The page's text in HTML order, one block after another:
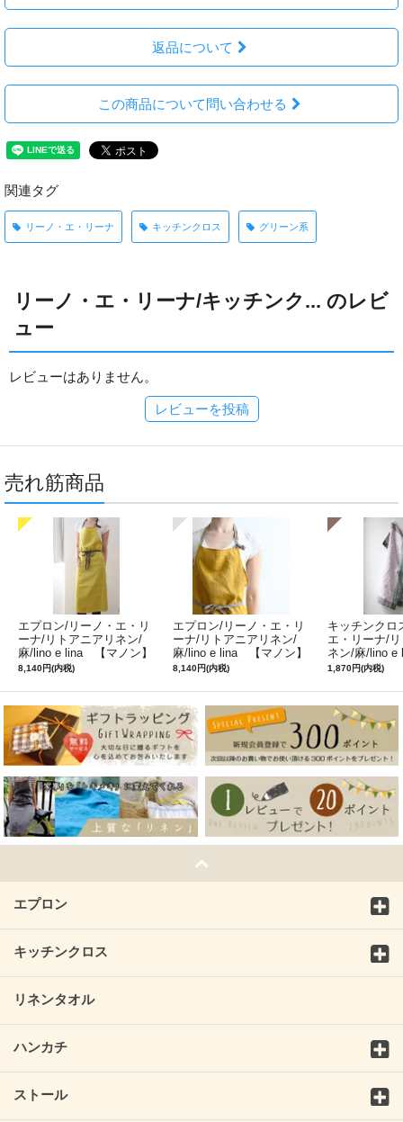
返品について
この商品について問い合わせる
関連タグ
リーノ・エ・リーナ キッチンクロス グリーン系
リーノ・エ・リーナ/キッチンク... のレビ
ュー
レビューはありません。
レビューを投稿
売れ筋商品
エプロン/リーノ・エ・リ
ーナ/リトアニアリネン/
麻/lino e lina 【マノン】
ミモザ
8,140円(内税)
エプロン/リーノ・エ・リ
ーナ/リトアニアリネン/
麻/lino e lina 【マノン】
サフランイエロー
8,140円(内税)
キッチンクロ
エ・リーナ/
ネン/麻/lino
ルフィ】パー
1,870円(内税)
エプロン
キッチンクロス
リネンタオル
ハンカチ
ストール